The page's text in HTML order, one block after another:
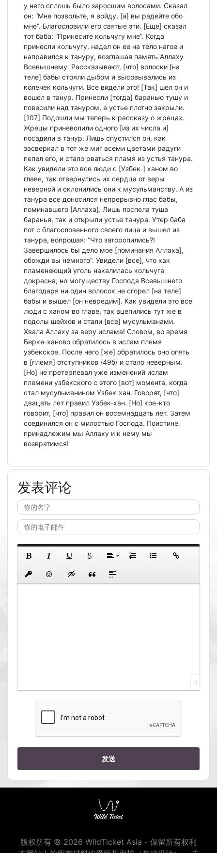
у него сплошь было заросшим волосами. Сказал
он: “Мне позвольте, я войду, [а] вы радейте обо
мне”. Благословили его святые эти. [Еще] сказал
тот баба: “Принесите кольчугу мне”. Когда
принесли кольчугу, надел он ее на тело нагое и
направился к тануру, возглашая память Аллаху
Всевышнему. Рассказывают, [что] волоски [на
теле] бабы стояли дыбом и высовывались из
колечек кольчуги. Все видели это! [Так] шел он и
вошел в танур. Принесли [тогда] баранью тушу и
повесили над тануром, а устье плотно закрыли.
[107] Подошли мы теперь к рассказу о жрецах.
Жрецы приневолили одного [из их числа и]
посадили в танур. Лишь спустился он, как
засверкал в тот же миг всеми цветами радуги
пепел его, и стало рваться пламя из устья танура.
Как увидели это все люди с [Узбек-] ханом во
главе, так отвернулись их сердца от веры
неверной и склонились они к мусульманству. А из
танура все доносился непрерывно глас бабы,
поминавшего [Аллаха]. Лишь поспела туша
баранья, так и открыли устье танура. Утер баба
пот с благословенного своего лица и вышел из
танура, вопрошая: “Что заторопились?!
Завершилось бы дело мое [поминания Аллаха],
обожди вы немного”. Увидели [все], что как
пламенеющий уголь накалилась кольчуга
докрасна, но могуществу Господа Всевышнего
благодаря ни один волосок не сгорел [на теле]
бабы и вышел [он невредим]. Как увидели это все
люди с ханом во главе, так вцепились тут же в
подолы шейхов и стали [все] мусульманами.
Хвала Аллаху за веру ислама! Словом, во время
Берке-ханово обратилось в ислам племя
узбекское. После него [же] обратилось оно опять
в [племя] отступников /49б/ и стало неверным.
[Но] не претерпевал уже изменений ислам
племени узбекского с этого [вот] момента, когда
стал мусульманином Узбек-хан. Говорят, [что]
двацать лет правил Узбек-хан. [Но] кое-кто
говорит, [что] правил он восемнадцать лет. Затем
соединился он с милостью Господа. Поистине,
принадлежим мы Аллаху и к нему мы
возвратимся!
发表评论
0
发送
版权所有 © 2026 WildTicket Asia - 保留所有权利